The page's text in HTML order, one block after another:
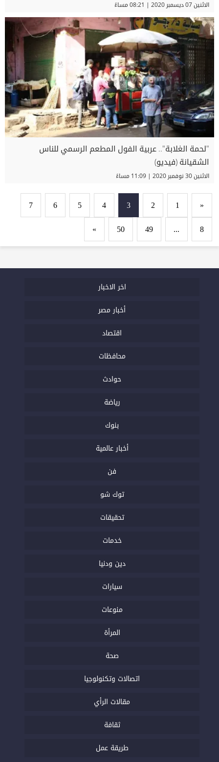
الاثنين 07 ديسمبر 2020 | 08:21 مساءً
"لحمة الغلابة".. عربية الفول المطعم الرسمي للناس
الشقيانة (فيديو)
الاثنين 30 نوفمبر 2020 | 11:09 مساءً
«
1
2
3
4
5
6
7
8
...
49
50
»
اخر الاخبار
أخبار مصر
اقتصاد
محافظات
حوادث
رياضة
بنوك
أخبار عالمية
فن
توك شو
تحقيقات
خدمات
دين ودنيا
سيارات
منوعات
المرأة
صحة
اتصالات وتكنولوجيا
مقالات الرأي
ثقافة
طريقة عمل